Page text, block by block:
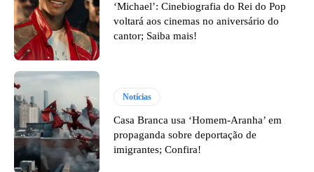
‘Michael’: Cinebiografia do Rei do Pop
voltará aos cinemas no aniversário do
cantor; Saiba mais!
Notícias
Casa Branca usa ‘Homem-Aranha’ em
propaganda sobre deportação de
imigrantes; Confira!